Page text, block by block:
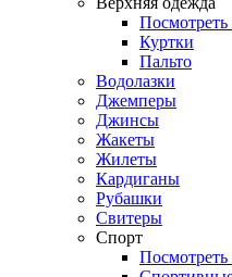
Посмотреть
Куртки
Пальто
Водолазки
Джемперы
Джинсы
Жакеты
Жилеты
Кардиганы
Рубашки
Свитеры
Спорт
Посмотреть